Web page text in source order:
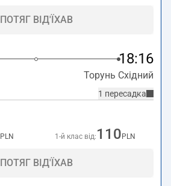
ПОТЯГ ВІД'ЇХАВ
18:16
Торунь Східний
1 пересадка
PLN 1-й клас від: 110 PLN
ПОТЯГ ВІД'ЇХАВ